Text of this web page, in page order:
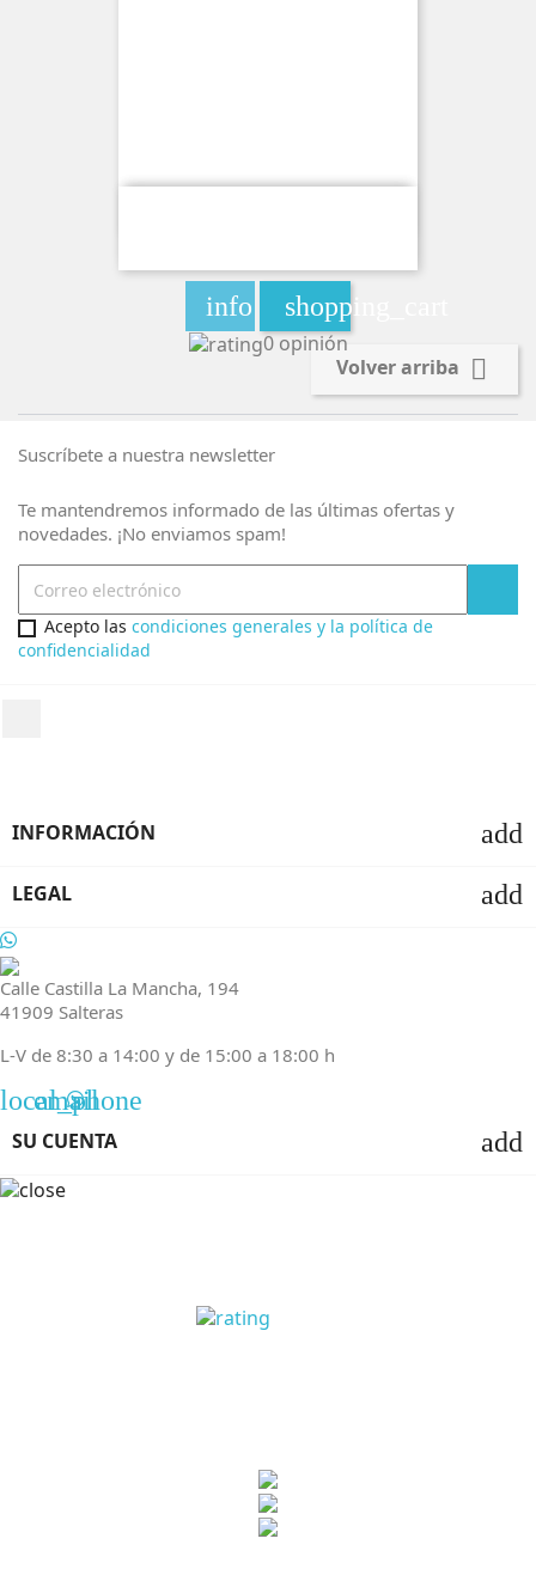
info shopping_cart
0 opinión
Volver arriba 
Suscríbete a nuestra newsletter
Te mantendremos informado de las últimas ofertas y
novedades. ¡No enviamos spam!
Acepto las condiciones generales y la política de
confidencialidad
INFORMACIÓN add
LEGAL add
Calle Castilla La Mancha, 194
41909 Salteras
L-V de 8:30 a 14:00 y de 15:00 a 18:00 h
local_phone
email
SU CUENTA add
OPINIONES CLIENTES